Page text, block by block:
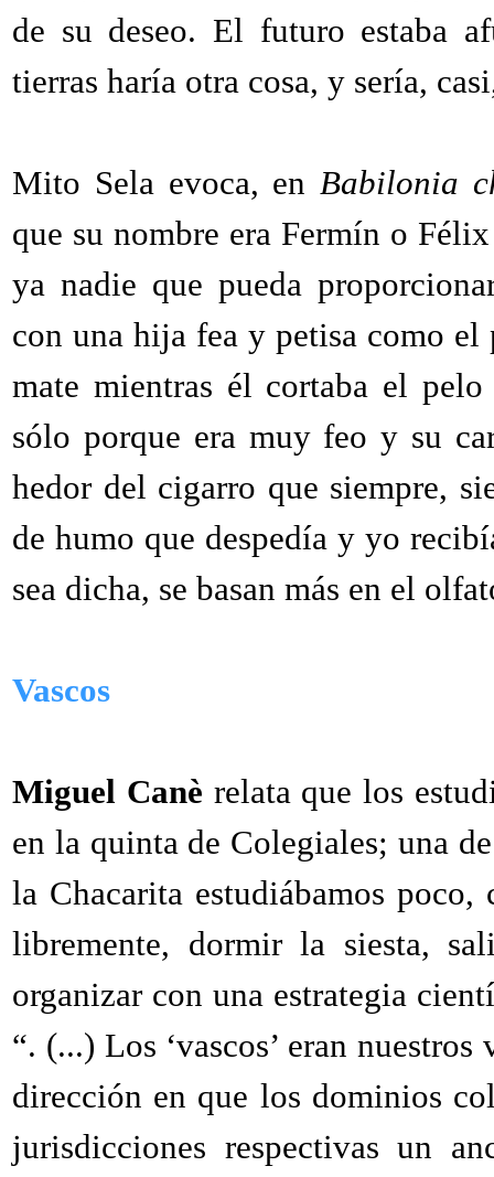
de su deseo. El futuro estaba
tierras haría otra cosa, y sería,
Mito Selaevoca, enBabilonia
que su nombre era Fermín o
ya nadie que pueda
con una hija fea y petisa como
mate mientras él cortaba el
sólo porque era muy feo y su
hedor del cigarro que siempre,
de humo que despedía y yo
sea dicha, se basan más en el
Vascos
Miguel Canè relata que los
en la quinta de Colegiales; una
la Chacarita estudiábamos
libremente, dormir la siesta,
organizar con una estrategia
“. (...) Los ‘vascos’ eran
dirección en que los dominios
jurisdicciones respectivas un